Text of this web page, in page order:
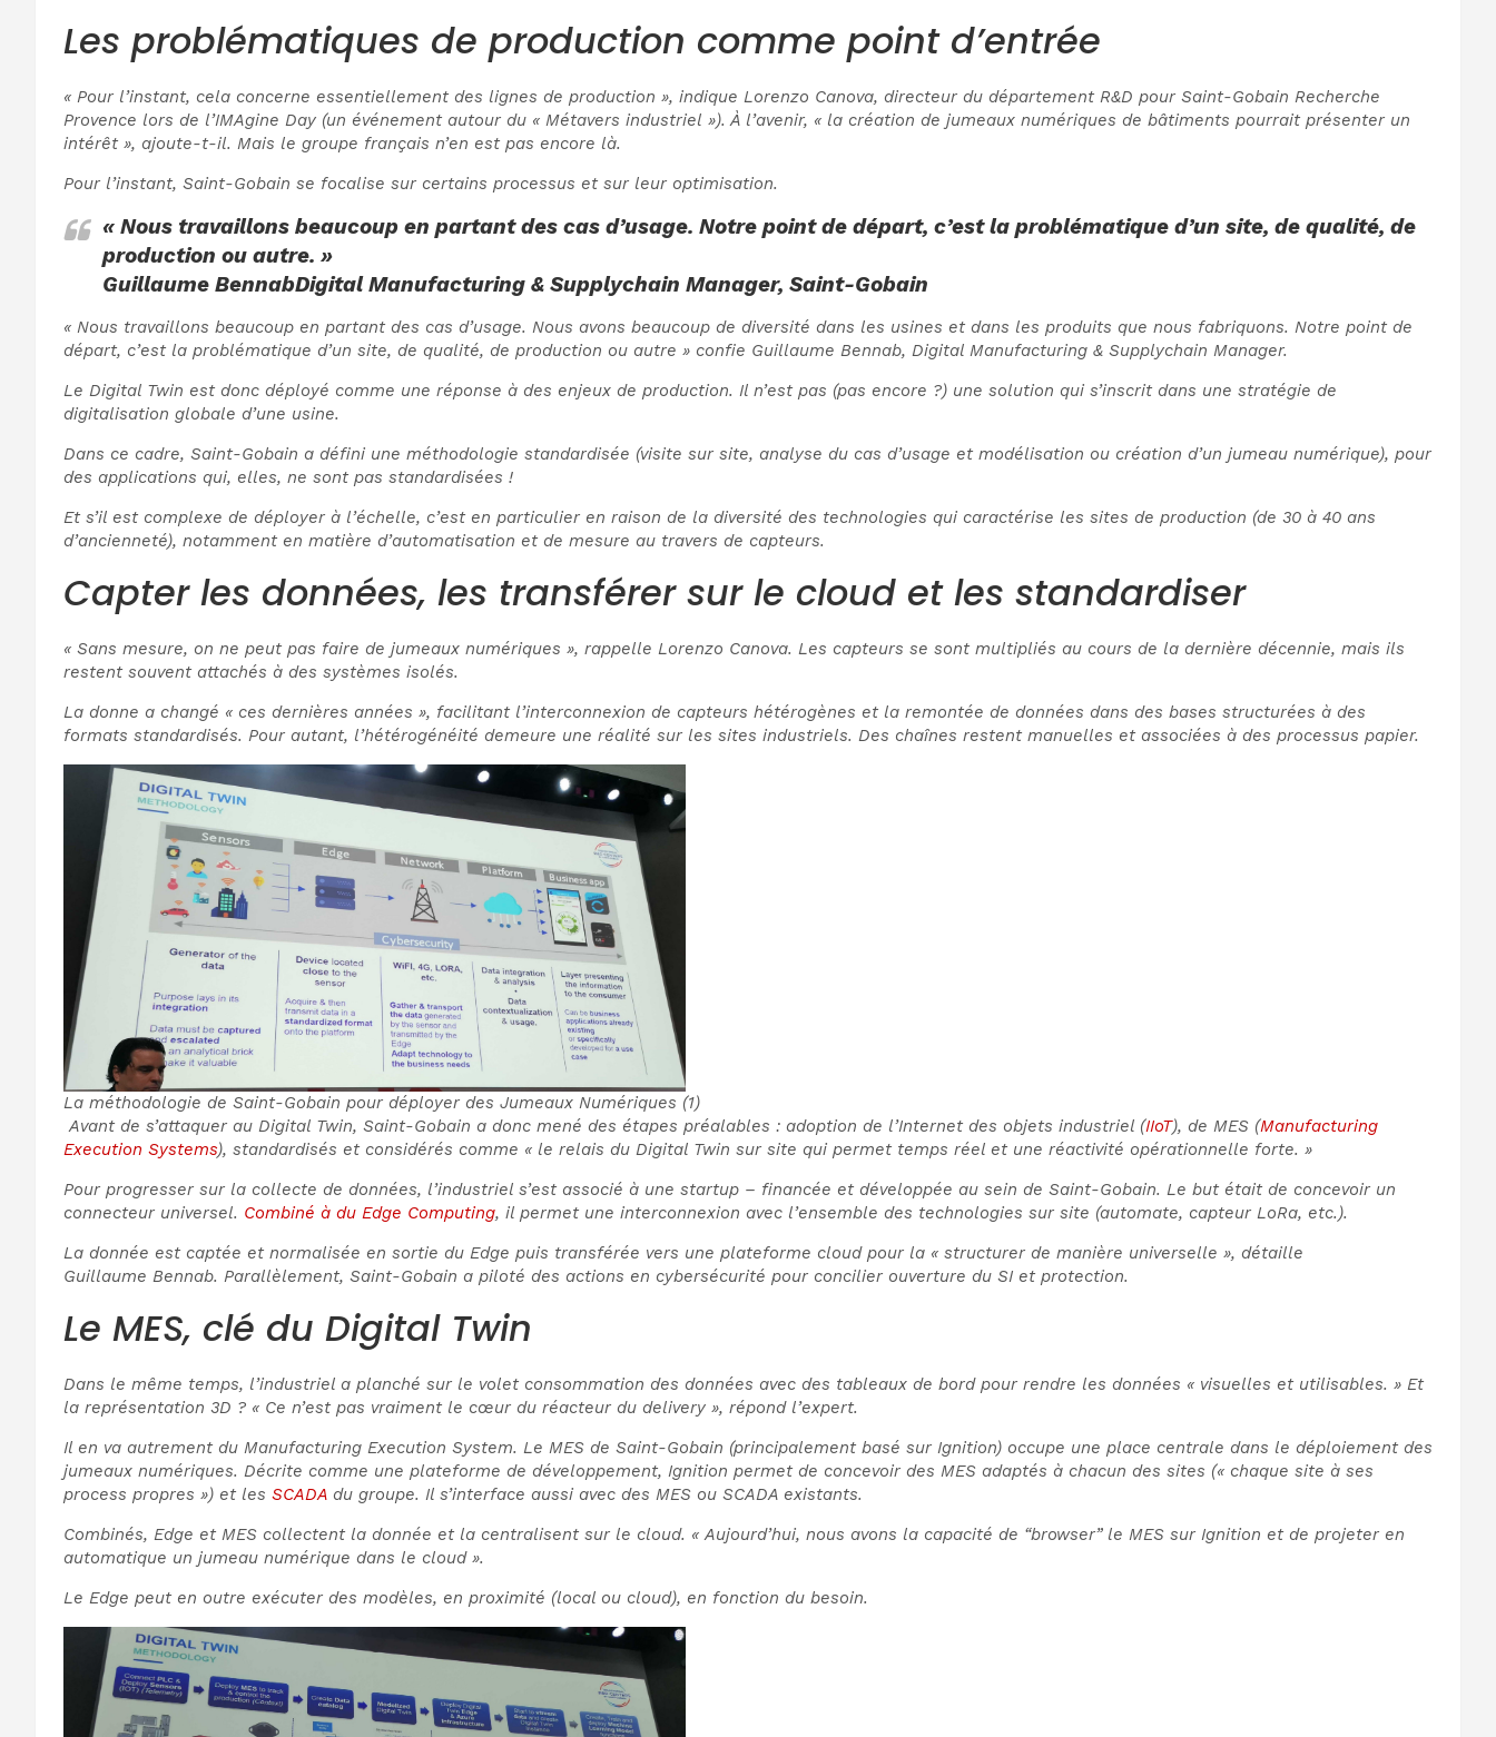
Les problématiques de production comme point d’entrée
« Pour l’instant, cela concerne essentiellement des lignes de production », indique Lorenzo Canova, directeur du département R&D pour Saint-Gobain Recherche
Provence lors de l’IMAgine Day (un événement autour du « Métavers industriel »). À l’avenir, « la création de jumeaux numériques de bâtiments pourrait présenter un
intérêt », ajoute-t-il. Mais le groupe français n’en est pas encore là.
Pour l’instant, Saint-Gobain se focalise sur certains processus et sur leur optimisation.
« Nous travaillons beaucoup en partant des cas d’usage. Notre point de départ, c’est la problématique d’un site, de qualité, de
production ou autre. »
Guillaume BennabDigital Manufacturing & Supplychain Manager, Saint-Gobain
« Nous travaillons beaucoup en partant des cas d’usage. Nous avons beaucoup de diversité dans les usines et dans les produits que nous fabriquons. Notre point de
départ, c’est la problématique d’un site, de qualité, de production ou autre » confie Guillaume Bennab, Digital Manufacturing & Supplychain Manager.
Le Digital Twin est donc déployé comme une réponse à des enjeux de production. Il n’est pas (pas encore ?) une solution qui s’inscrit dans une stratégie de
digitalisation globale d’une usine.
Dans ce cadre, Saint-Gobain a défini une méthodologie standardisée (visite sur site, analyse du cas d’usage et modélisation ou création d’un jumeau numérique), pour
des applications qui, elles, ne sont pas standardisées !
Et s’il est complexe de déployer à l’échelle, c’est en particulier en raison de la diversité des technologies qui caractérise les sites de production (de 30 à 40 ans
d’ancienneté), notamment en matière d’automatisation et de mesure au travers de capteurs.
Capter les données, les transférer sur le cloud et les standardiser
« Sans mesure, on ne peut pas faire de jumeaux numériques », rappelle Lorenzo Canova. Les capteurs se sont multipliés au cours de la dernière décennie, mais ils
restent souvent attachés à des systèmes isolés.
La donne a changé « ces dernières années », facilitant l’interconnexion de capteurs hétérogènes et la remontée de données dans des bases structurées à des
formats standardisés. Pour autant, l’hétérogénéité demeure une réalité sur les sites industriels. Des chaînes restent manuelles et associées à des processus papier.
La méthodologie de Saint-Gobain pour déployer des Jumeaux Numériques (1)
Avant de s’attaquer au Digital Twin, Saint-Gobain a donc mené des étapes préalables : adoption de l’Internet des objets industriel (IIoT), de MES (Manufacturing
Execution Systems), standardisés et considérés comme « le relais du Digital Twin sur site qui permet temps réel et une réactivité opérationnelle forte. »
Pour progresser sur la collecte de données, l’industriel s’est associé à une startup – financée et développée au sein de Saint-Gobain. Le but était de concevoir un
connecteur universel. Combiné à du Edge Computing, il permet une interconnexion avec l’ensemble des technologies sur site (automate, capteur LoRa, etc.).
La donnée est captée et normalisée en sortie du Edge puis transférée vers une plateforme cloud pour la « structurer de manière universelle », détaille
Guillaume Bennab. Parallèlement, Saint-Gobain a piloté des actions en cybersécurité pour concilier ouverture du SI et protection.
Le MES, clé du Digital Twin
Dans le même temps, l’industriel a planché sur le volet consommation des données avec des tableaux de bord pour rendre les données « visuelles et utilisables. » Et
la représentation 3D ? « Ce n’est pas vraiment le cœur du réacteur du delivery », répond l’expert.
Il en va autrement du Manufacturing Execution System. Le MES de Saint-Gobain (principalement basé sur Ignition) occupe une place centrale dans le déploiement des
jumeaux numériques. Décrite comme une plateforme de développement, Ignition permet de concevoir des MES adaptés à chacun des sites (« chaque site à ses
process propres ») et les SCADA du groupe. Il s’interface aussi avec des MES ou SCADA existants.
Combinés, Edge et MES collectent la donnée et la centralisent sur le cloud. « Aujourd’hui, nous avons la capacité de “browser” le MES sur Ignition et de projeter en
automatique un jumeau numérique dans le cloud ».
Le Edge peut en outre exécuter des modèles, en proximité (local ou cloud), en fonction du besoin.